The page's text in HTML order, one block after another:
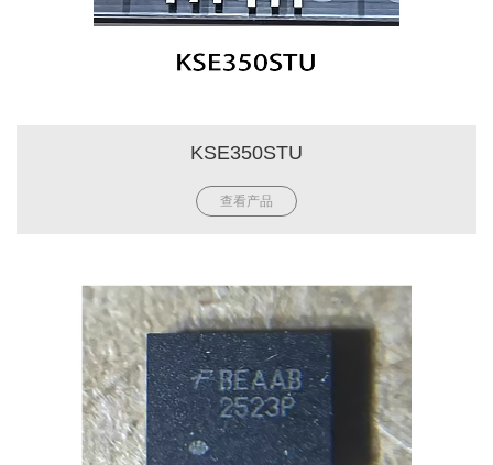
KSE350STU
查看产品